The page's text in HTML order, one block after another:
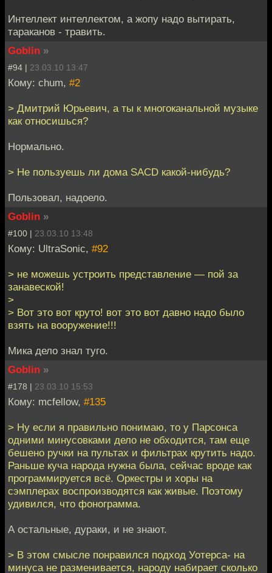
Интеллект интеллектом, а жопу надо вытирать,
тараканов - травить.
Goblin »
#94 | 23.03.10 13:47
Кому: chum, #2
> Дмитрий Юрьевич, а ты к многоканальной музыке
как относишься?
Нормально.
> Не пользуешь ли дома SACD какой-нибудь?
Пользовал, надоело.
Goblin »
#100 | 23.03.10 13:48
Кому: UltraSonic, #92
> не можешь устроить представление — пой за
занавеской!
>
> Вот это вот круто! вот это вот давно надо было
взять на вооружение!!!
Мика дело знал туго.
Goblin »
#178 | 23.03.10 15:53
Кому: mcfellow, #135
> Ну если я правильно понимаю, то у Парсонса
одними минусовками дело не обходится, там еще
бешено ручки на пультах и фильтрах крутить надо.
Раньше куча народа нужна была, сейчас вроде как
программируется всё. Оркестры и хоры на
сэмплерах воспроизводятся как живые. Поэтому
удивился, что фонограмма.
А остальные, дураки, и не знают.
> В этом смысле понравился подход Уотерса- на
минуса не разменивается, народу набирает сколько